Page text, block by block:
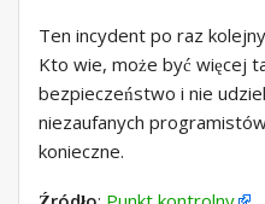
Ten incydent po raz
Kto wie, może być więcej
bezpieczeństwo i nie
niezaufanych
konieczne.